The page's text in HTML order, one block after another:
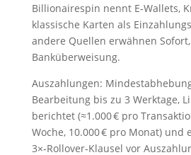
Billionairespin nennt E‑Wallets,
klassische Karten als
andere Quellen erwähnen
Banküberweisung.
Auszahlungen:
Bearbeitung bis zu 3 Werktage,
berichtet (≈1.000 € pro
Woche, 10.000 € pro Monat) und
3×‑Rollover‑Klausel vor